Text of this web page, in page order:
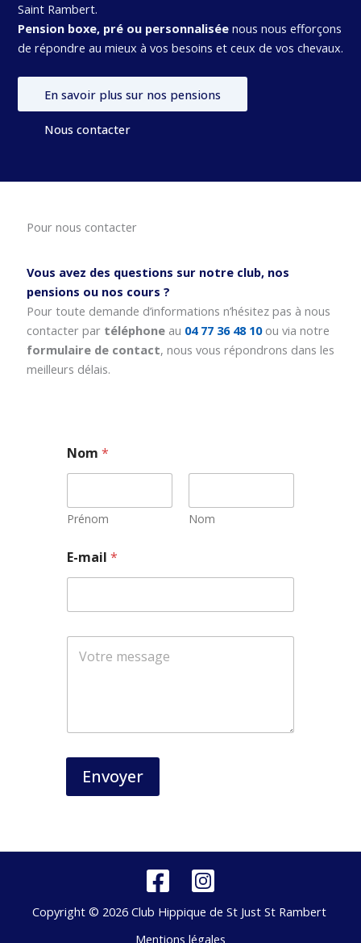
Saint Rambert.
Pension boxe, pré ou personnaliséenous nous efforçons
de répondre au mieux à vos besoins et ceux de vos chevaux.
En savoir plus sur nos pensions
Nous contacter
Pour nous contacter
Vous avez des questions sur notre club, nos
pensions ou nos cours ?
Pour toute demande d’informations n’hésitez pas à nous
contacter par téléphoneau 04 77 36 48 10 ou via notre
formulaire de contact, nous vous répondrons dans les
meilleurs délais.
Nom*
Prénom Nom
E-mail*
Envoyer
Copyright © 2026 Club Hippique de St Just St Rambert
Mentions légales